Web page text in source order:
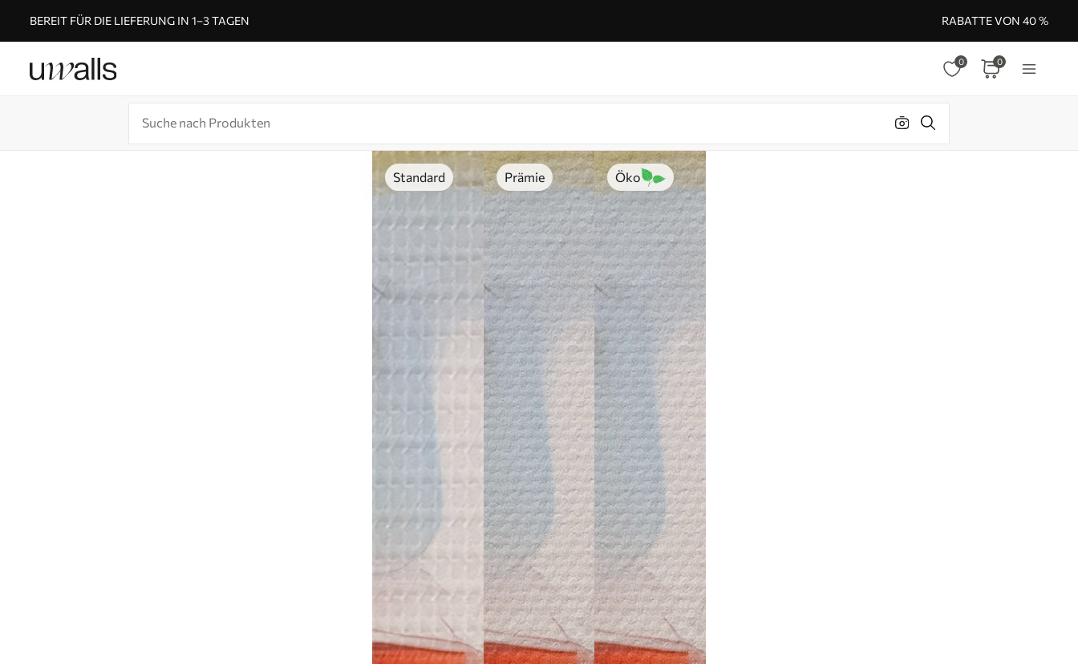
BEREIT FÜR DIE LIEFERUNG IN 1–3 TAGEN RABATTE VON 40 %
0 0
Standard Prämie Öko